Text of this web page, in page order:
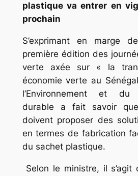
plastique va entrer en
prochain
S’exprimant en marge
première édition des
verte axée sur « la
économie verte au
l’Environnement et du
durable a fait savoir
doivent proposer des
en termes de fabrication
du sachet plastique.
Selon le ministre, il s’agit